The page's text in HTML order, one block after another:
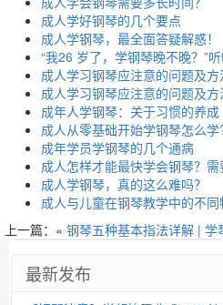
成人学好钢琴的几个要点
成人学钢琴，最全面答疑解惑！
“我26 岁了，学钢琴晚不晚？”
成人学习钢琴应注意的问题及方
成人学习钢琴应注意的问题及方
成年人学钢琴：关于习惯的养成
成人从零基础开始学钢琴怎么
成年学员学钢琴的几个通病
成人怎样才能最快学会钢琴？需
成人学钢琴，真的这么难吗？
成人与儿童在钢琴教学中的不同
上一篇：« 钢琴五种基本指法详解 | 学
最新发布